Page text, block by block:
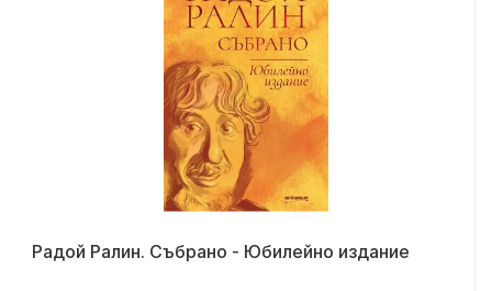
Радой Ралин. Събрано - Юбилейно издание